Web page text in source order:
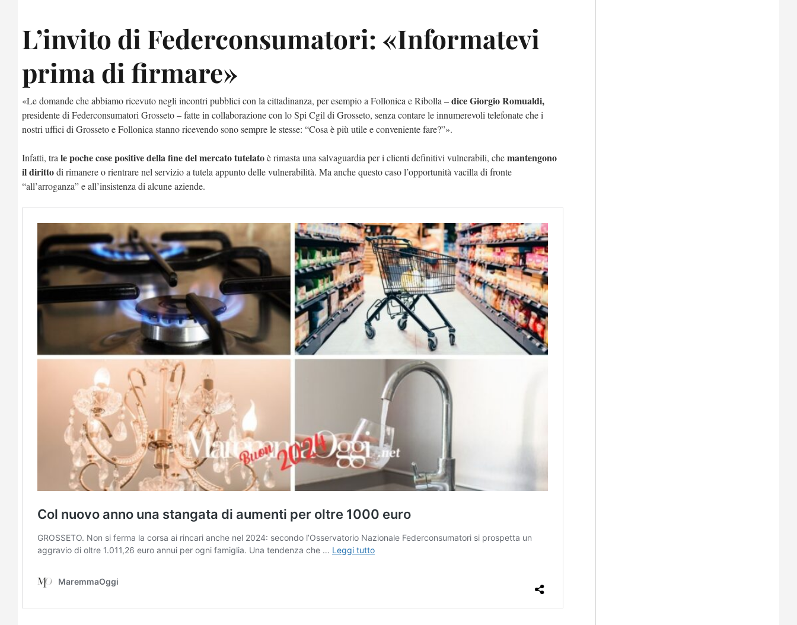
L’invito di Federconsumatori: «Informatevi
prima di firmare»
«Le domande che abbiamo ricevuto negli incontri pubblici con la cittadinanza, per esempio a Follonica e Ribolla –dice Giorgio Romualdi,
presidente di Federconsumatori Grosseto – fatte in collaborazione con lo Spi Cgil di Grosseto, senza contare le innumerevoli telefonate che i
nostri uffici di Grosseto e Follonica stanno ricevendo sono sempre le stesse: “Cosa è più utile e conveniente fare?”».
Infatti, tra le poche cose positive della fine del mercato tutelatoè rimasta una salvaguardia per i clienti definitivi vulnerabili, chemantengono
il dirittodi rimanere o rientrare nel servizio a tutela appunto delle vulnerabilità. Ma anche questo caso l’opportunità vacilla di fronte
“all’arroganza” e all’insistenza di alcune aziende.